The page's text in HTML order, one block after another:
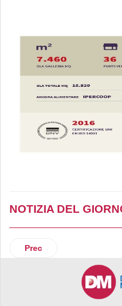
NOTIZIA DEL
Articolo precedente: Dr
Prec